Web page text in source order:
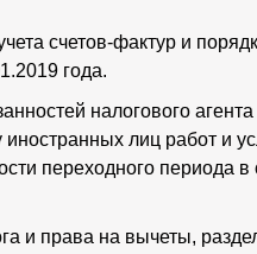
счетов-фактур и
года.
налогового
лиц работ и
переходного периода в
и права на вычеты,